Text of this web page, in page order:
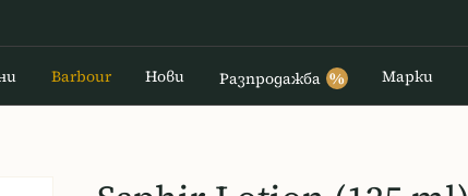
Barbour Нови Разпродажба % Марки